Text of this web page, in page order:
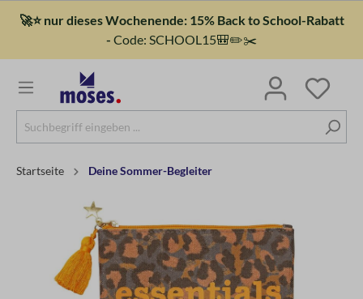
🚀⭐ nur dieses Wochenende: 15% Back to School-Rabatt
- Code: SCHOOL15🎒✏️✂️
Startseite Deine Sommer-Begleiter